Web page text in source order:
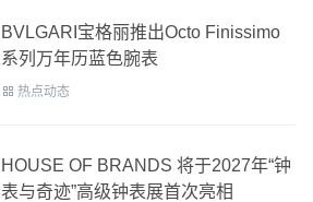
BVLGARI宝格丽推出Octo Finissimo
系列万年历蓝色腕表
热点动态
HOUSE OF BRANDS 将于2027年“钟
表与奇迹”高级钟表展首次亮相